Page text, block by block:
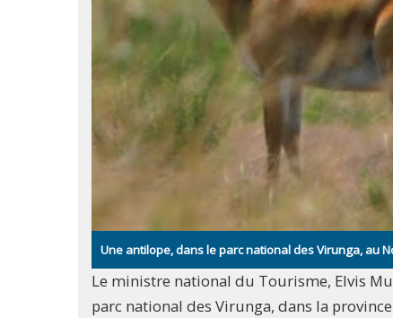
Une antilope, dans le parc national des Virunga, au
Le ministre national du Tourisme, Elvis
parc national des Virunga, dans la